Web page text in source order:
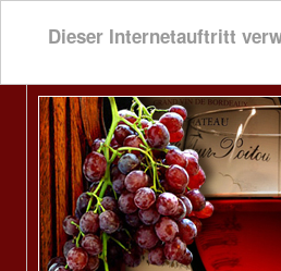
Dieser Internetauftritt